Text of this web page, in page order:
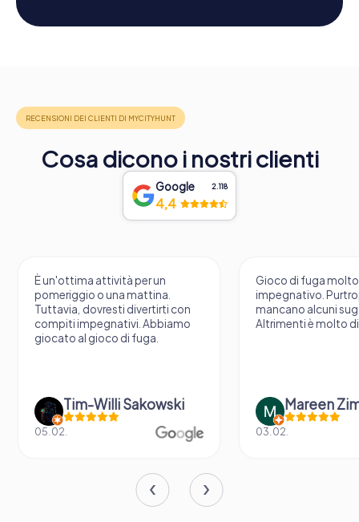
Cosa dicono i nostri clienti
Google 2.118
4,4
È un'ottima attività per un
pomeriggio o una mattina.
Tuttavia, dovresti divertirti con
compiti impegnativi. Abbiamo
giocato al gioco di fuga.
Tim-Willi Sakowski
05.02.
Gioco di fuga molto
impegnativo.
mancano alcuni
Altrimenti è molto
Mareen
03.02.